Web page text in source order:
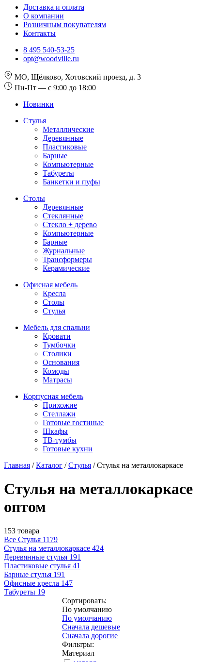
Доставка и оплата
О компании
Розничным покупателям
Контакты
8 495 540-53-25
opt@woodville.ru
МО, Щёлково, Хотовский проезд, д. 3
Пн-Пт — с 9:00 до 18:00
Новинки
Стулья
Металлические
Деревянные
Пластиковые
Барные
Компьютерные
Табуреты
Банкетки и пуфы
Столы
Деревянные
Стеклянные
Стекло + дерево
Компьютерные
Барные
Журнальные
Трансформеры
Керамические
Офисная мебель
Кресла
Столы
Стулья
Мебель для спальни
Кровати
Тумбочки
Столики
Основания
Комоды
Матрасы
Корпусная мебель
Прихожие
Стеллажи
Готовые гостиные
Шкафы
ТВ-тумбы
Готовые кухни
Главная /Каталог /Стулья /Стулья на металлокаркасе
Стулья на металлокаркасе
оптом
153 товара
Все Стулья 1179
Стулья на металлокаркасе 424
Деревянные стулья 191
Пластиковые стулья 41
Барные стулья 191
Офисные кресла 147
Табуреты 19
Сортировать:
По умолчанию
По умолчанию
Сначала дешевые
Сначала дорогие
Фильтры:
Материал